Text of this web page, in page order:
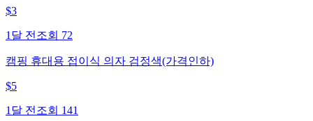
$3
1달 전 조회 72
캠핑 휴대용 접이식 의자 검정색(가격인하)
$5
1달 전 조회 141